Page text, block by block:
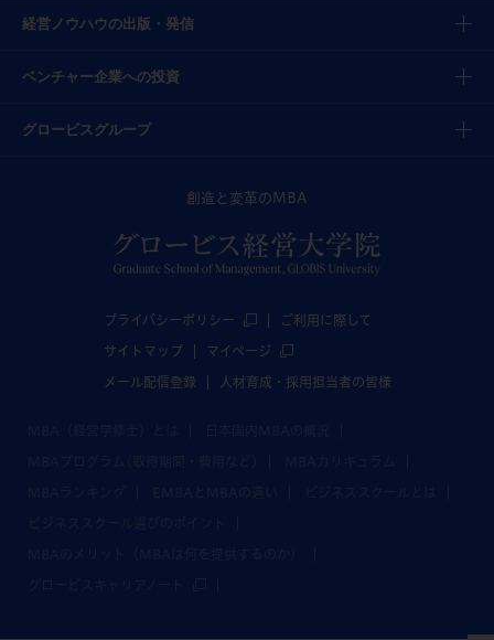
経営ノウハウの出版・発信
ベンチャー企業への投資
グロービスグループ
創造と変革のMBA
プライバシーポリシー ご利用に際して
サイトマップ マイページ
メール配信登録 人材育成・採用担当者の皆様